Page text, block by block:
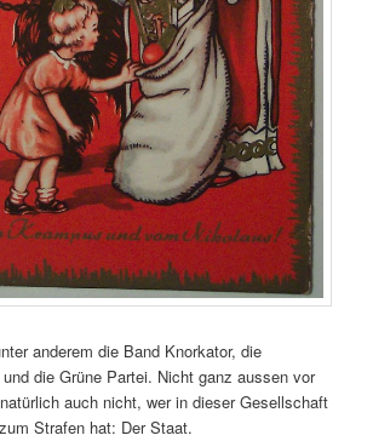
anderem die Band Knorkator, die
die Grüne Partei. Nicht ganz aussen vor
auch nicht, wer in dieser Gesellschaft
Strafen hat: Der Staat.